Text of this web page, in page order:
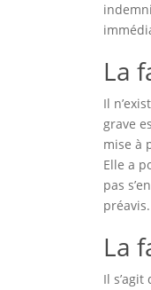
La
Il
grave
mise à
Elle a
pas
préavis.
La
Il